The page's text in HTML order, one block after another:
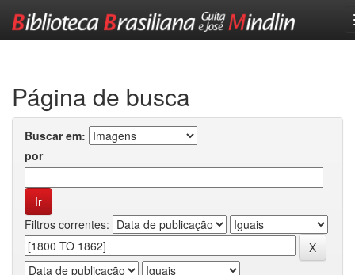
Página de busca
Buscar em:
por
Filtros correntes: